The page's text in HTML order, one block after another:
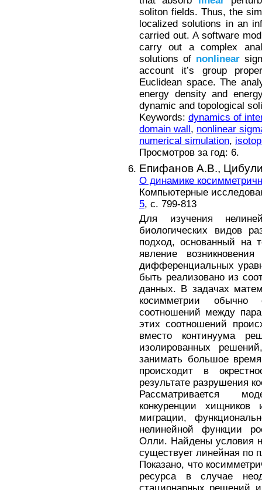
soliton fields. Thus, the
localized solutions in an
carried out. A software
carry out a complex
solutions of nonlinear
account it’s group
Euclidean space. The
energy density and
dynamic and topological
Keywords: dynamics of
domain wall, nonlinear
numerical simulation,
Просмотров за год: 6.
Епифанов А.В.,
О динамике
Компьютерные
5, с. 799-813
Для изучения
биологических видов
подход, основанный на
явление
дифференциальных
быть реализовано из
данных. В задачах
косимметрии
соотношений между
этих соотношений
вместо континуума
изолированных
занимать большое
происходит в
результате разрушения
Рассматривается
конкуренции
миграции,
нелинейной функции
Олли. Найдены условия
существует линейная по
Показано, что
ресурса в случае